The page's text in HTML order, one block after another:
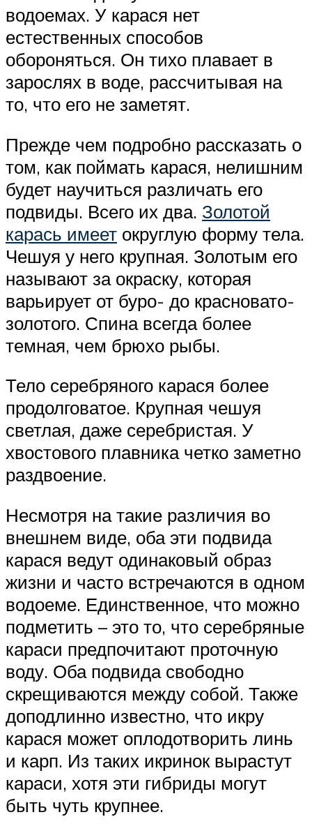
водоемах. У карася нет
естественных способов
обороняться. Он тихо плавает в
зарослях в воде, рассчитывая на
то, что его не заметят.
Прежде чем подробно рассказать о
том, как поймать карася, нелишним
будет научиться различать его
подвиды. Всего их два. Золотой
карась имеет округлую форму тела.
Чешуя у него крупная. Золотым его
называют за окраску, которая
варьирует от буро- до красновато-
золотого. Спина всегда более
темная, чем брюхо рыбы.
Тело серебряного карася более
продолговатое. Крупная чешуя
светлая, даже серебристая. У
хвостового плавника четко заметно
раздвоение.
Несмотря на такие различия во
внешнем виде, оба эти подвида
карася ведут одинаковый образ
жизни и часто встречаются в одном
водоеме. Единственное, что можно
подметить – это то, что серебряные
караси предпочитают проточную
воду. Оба подвида свободно
скрещиваются между собой. Также
доподлинно известно, что икру
карася может оплодотворить линь
и карп. Из таких икринок вырастут
караси, хотя эти гибриды могут
быть чуть крупнее.